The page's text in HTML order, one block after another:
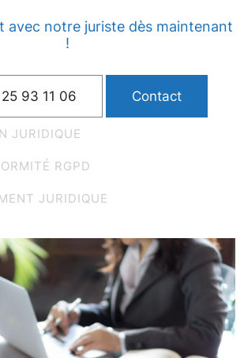
avec notre juriste dès maintenant
!
93 11 06 Contact
JURIDIQUE
RGPD
JURIDIQUE